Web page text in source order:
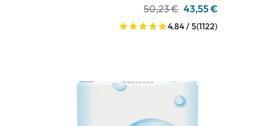
50,23 € 43,55 €
4.84 / 5(1122)